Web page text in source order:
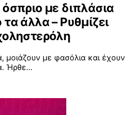
με διπλάσια
άλλα – Ρυθμίζει
μοιάζουν με φασόλια και έχουν
Ήρθε…